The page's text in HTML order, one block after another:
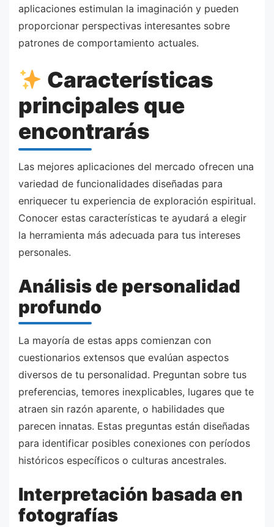
aplicaciones estimulan la imaginación y pueden
proporcionar perspectivas interesantes sobre
patrones de comportamiento actuales.
Características
principales que
encontrarás
Las mejores aplicaciones del mercado ofrecen una
variedad de funcionalidades diseñadas para
enriquecer tu experiencia de exploración espiritual.
Conocer estas características te ayudará a elegir
la herramienta más adecuada para tus intereses
personales.
Análisis de personalidad
profundo
La mayoría de estas apps comienzan con
cuestionarios extensos que evalúan aspectos
diversos de tu personalidad. Preguntan sobre tus
preferencias, temores inexplicables, lugares que te
atraen sin razón aparente, o habilidades que
parecen innatas. Estas preguntas están diseñadas
para identificar posibles conexiones con períodos
históricos específicos o culturas ancestrales.
Interpretación basada en
fotografías